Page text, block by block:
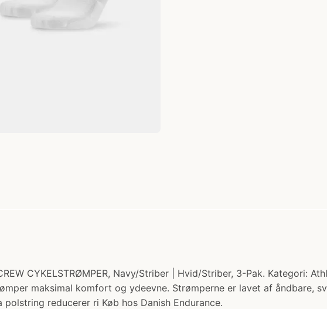
CYKELSTRØMPER, Navy/Striber | Hvid/Striber, 3-Pak. Kategori:
maksimal komfort og ydeevne. Strømperne er lavet af åndbare,
reducerer ri Køb hos Danish Endurance.